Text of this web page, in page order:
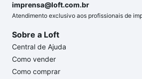
imprensa@loft.com.br
Atendimento exclusivo aos profissionais de
Sobre a Loft
Central de Ajuda
Como vender
Como comprar